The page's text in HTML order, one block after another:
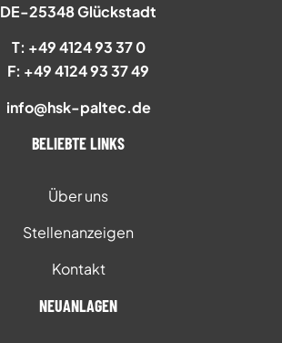
DE-25348 Glückstadt
T: +49 4124 93 37 0
F: +49 4124 93 37 49
info@hsk-paltec.de
BELIEBTE LINKS
Über uns
Stellenanzeigen
Kontakt
NEUANLAGEN